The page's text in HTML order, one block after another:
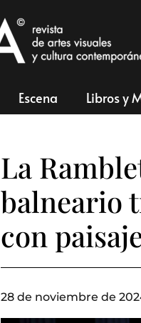
Escena Libros y
La
balneario
con
28 de noviembre de